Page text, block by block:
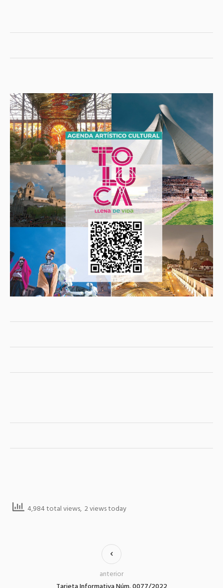
4,984 total views, 2 views today
anterior